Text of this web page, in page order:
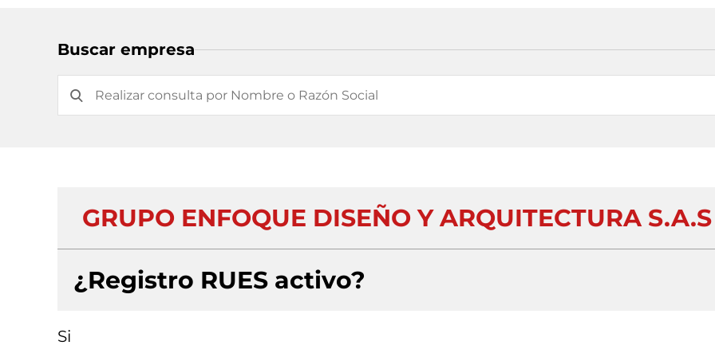
Buscar empresa
GRUPO ENFOQUE DISEÑO Y ARQUITECTURA S.A.S
¿Registro RUES activo?
Si